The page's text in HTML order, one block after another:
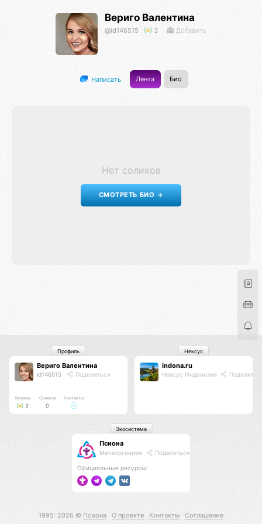
Вериго Валентина
@id146515 3 Добавить
Написать Лента Био
Нет соликов
СМОТРЕТЬ БИО →
Вериго Валентина
id146515 Поделиться
Уровень
3
Соликов
0
Контакты
Профиль
indona.ru
Нексус Индонезии
Нексус
Псиона
Метаорганизм Поделиться
Официальные ресурсы:
Экосистема
1995–2026 © Псиона О проекте Контакты Соглашение